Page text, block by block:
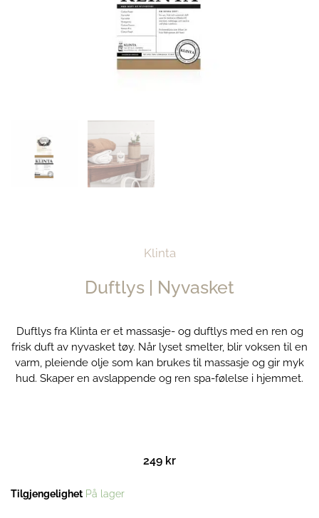
Klinta
Duftlys | Nyvasket
Duftlys fra Klinta er et massasje- og duftlys med en ren og
frisk duft av nyvasket tøy. Når lyset smelter, blir voksen til en
varm, pleiende olje som kan brukes til massasje og gir myk
hud. Skaper en avslappende og ren spa-følelse i hjemmet.
249 kr
Tilgjengelighet På lager
Duftlys